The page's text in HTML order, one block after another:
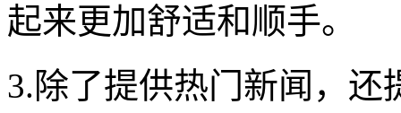
起来更加舒适和顺手。
3.除了提供热门新闻，